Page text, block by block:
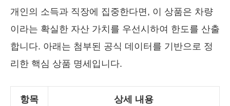
개인의 소득과 직장에 집중한다면, 이 상품은 차량
이라는 확실한 자산 가치를 우선시하여 한도를 산출
합니다. 아래는 첨부된 공식 데이터를 기반으로 정
리한 핵심 상품 명세입니다.
항목 상세 내용